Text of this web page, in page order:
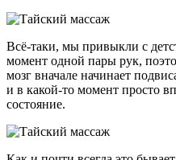
Всё-таки, мы привыкли с
момент одной пары рук,
мозг вначале начинает
и в какой-то момент просто
состояние.